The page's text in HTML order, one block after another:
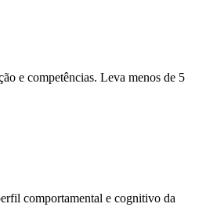
e competências. Leva menos de 5
comportamental e cognitivo da